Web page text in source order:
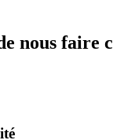
nous faire